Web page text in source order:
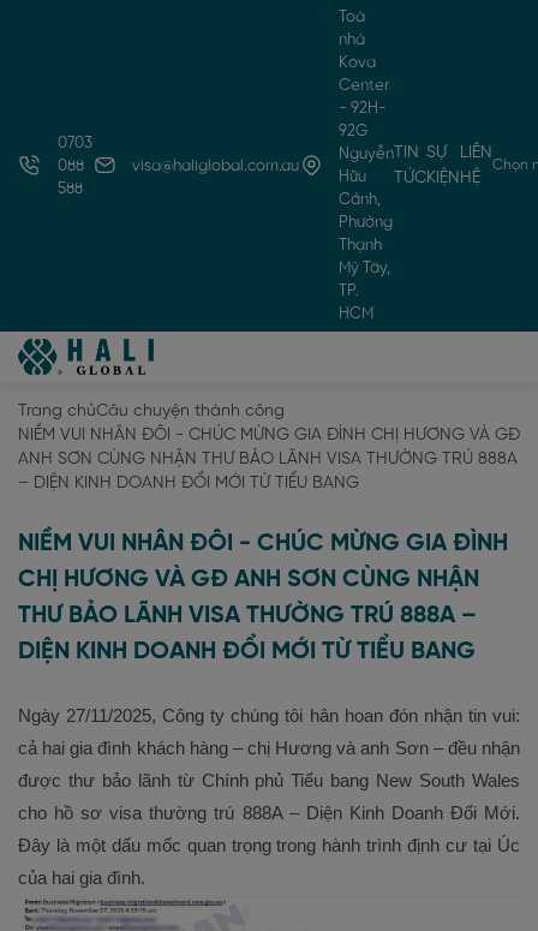
0703
088
588
visa@haliglobal.com.au
Toà
nhà
Kova
Center
- 92H-
92G
Nguyễn
Hữu
Cảnh,
Phường
Thạnh
Mỹ Tây,
TP.
HCM
TIN
TỨC
SỰ
KIỆN
LIÊN
HỆ
Chọn
Trang chủCâu chuyện thành công
NIỀM VUI NHÂN ĐÔI - CHÚC MỪNG GIA ĐÌNH CHỊ HƯƠNG VÀ GĐ
ANH SƠN CÙNG NHẬN THƯ BẢO LÃNH VISA THƯỜNG TRÚ 888A
– DIỆN KINH DOANH ĐỔI MỚI TỪ TIỂU BANG
NIỀM VUI NHÂN ĐÔI - CHÚC MỪNG GIA ĐÌNH
CHỊ HƯƠNG VÀ GĐ ANH SƠN CÙNG NHẬN
THƯ BẢO LÃNH VISA THƯỜNG TRÚ 888A –
DIỆN KINH DOANH ĐỔI MỚI TỪ TIỂU BANG
Ngày 27/11/2025, Công ty chúng tôi hân hoan đón nhận tin vui:
cả hai gia đình khách hàng – chị Hương và anh Sơn – đều nhận
được thư bảo lãnh từ Chính phủ Tiểu bang New South Wales
cho hồ sơ visa thường trú 888A – Diện Kinh Doanh Đổi Mới.
Đây là một dấu mốc quan trọng trong hành trình định cư tại Úc
của hai gia đình.